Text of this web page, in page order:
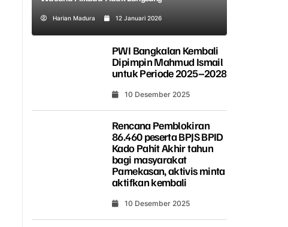
Harian Madura 12 Januari 2026
PWI Bangkalan Kembali
Dipimpin Mahmud Ismail
untuk Periode 2025–2028
10 Desember 2025
Rencana Pemblokiran
86.460 peserta BPJS BPID
Kado Pahit Akhir tahun
bagi masyarakat
Pamekasan, aktivis minta
aktifkan kembali
10 Desember 2025